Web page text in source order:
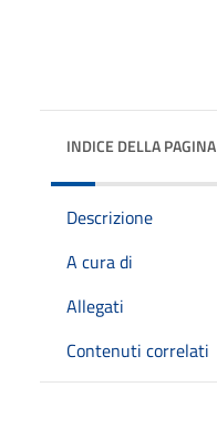
INDICE DELLA PAGINA
Descrizione
A cura di
Allegati
Contenuti correlati